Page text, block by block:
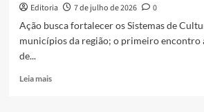
Nacional
Desenvolvimento
Cultural
Editoria 7 de julho de 2026
0
Ação busca fortalecer os Sistemas de
municípios da região; o primeiro encontro
de...
Leia maisRead